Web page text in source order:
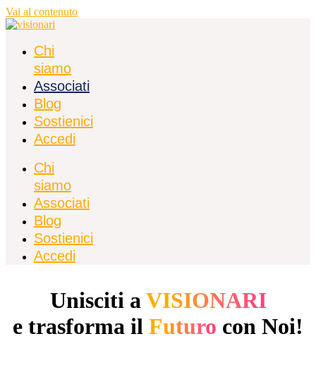
Vai al contenuto
Chi
siamo
Associati
Blog
Sostienici
Accedi
Chi
siamo
Associati
Blog
Sostienici
Accedi
Unisciti a VISIONARI
e trasforma il Futuro con Noi!